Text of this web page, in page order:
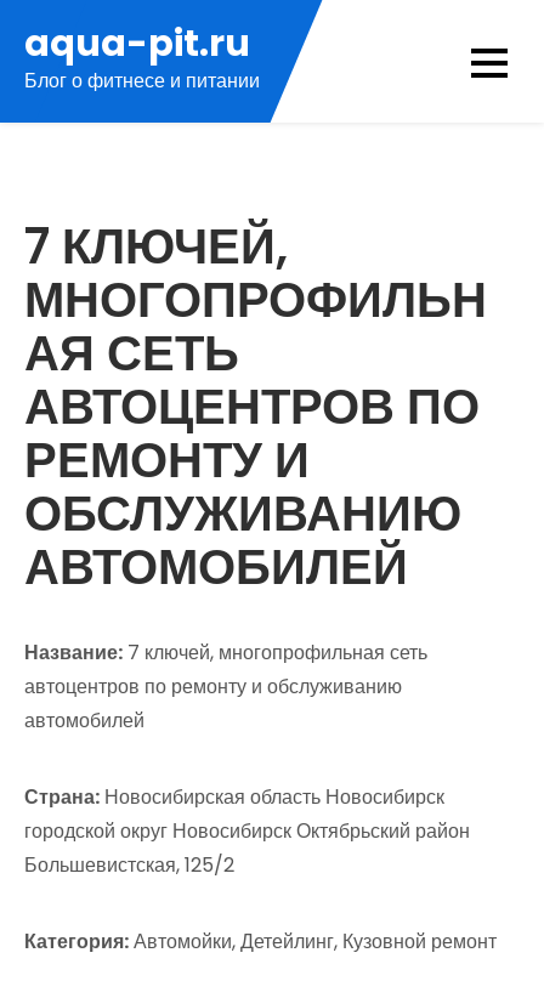
содержимому
aqua-pit.ru
Блог о фитнесе и питании
7 КЛЮЧЕЙ,
МНОГОПРОФИЛЬН
АЯ СЕТЬ
АВТОЦЕНТРОВ ПО
РЕМОНТУ И
ОБСЛУЖИВАНИЮ
АВТОМОБИЛЕЙ
Название: 7 ключей, многопрофильная сеть
автоцентров по ремонту и обслуживанию
автомобилей
Страна: Новосибирская область Новосибирск
городской округ Новосибирск Октябрьский район
Большевистская, 125/2
Категория:Автомойки, Детейлинг, Кузовной ремонт